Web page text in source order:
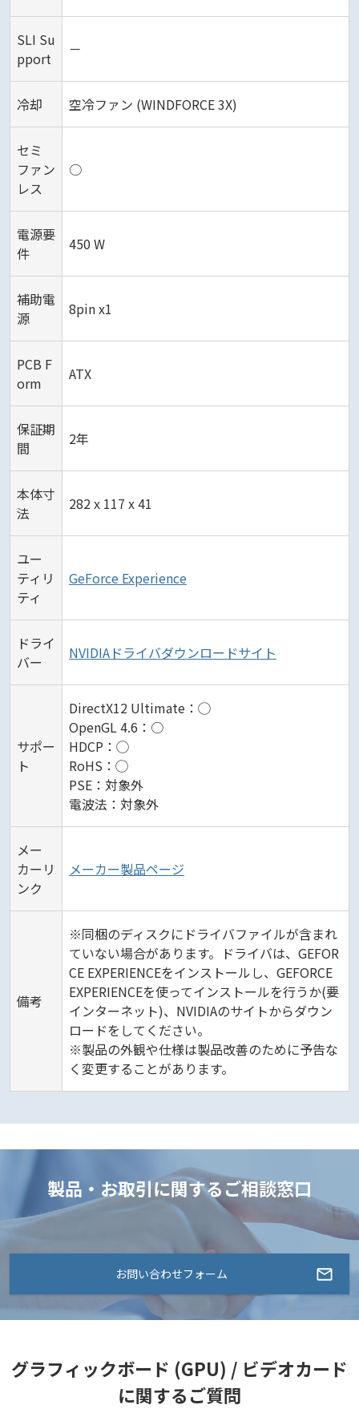
SLI Su
pport
－
冷却 空冷ファン (WINDFORCE 3X)
セミ
ファン
レス
○
電源要
件
450 W
補助電
源
8pin x1
PCB F
orm
ATX
保証期
間
2年
本体寸
法
282 x 117 x 41
ユー
ティリ
ティ
GeForce Experience
ドライ
バー
NVIDIAドライバダウンロードサイト
サポー
ト
DirectX12 Ultimate：◯
OpenGL 4.6：○
HDCP：◯
RoHS：◯
PSE：対象外
電波法：対象外
メー
カーリ
ンク
メーカー製品ページ
備考
※同梱のディスクにドライバファイルが含まれ
ていない場合があります。ドライバは、GEFOR
CE EXPERIENCEをインストールし、GEFORCE
EXPERIENCEを使ってインストールを行うか(要
インターネット)、NVIDIAのサイトからダウン
ロードをしてください。
※製品の外観や仕様は製品改善のために予告な
く変更することがあります。
製品・お取引に関するご相談窓口
お問い合わせフォーム
グラフィックボード (GPU) / ビデオカード
に関するご質問